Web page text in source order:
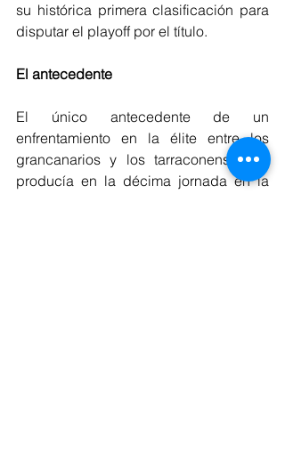
su histórica primera clasificación para
disputar el playoff por el título.
El antecedente
El único antecedente de un
enfrentamiento en la élite entre los
grancanarios y los tarraconenses se
producía en la décima jornada en la